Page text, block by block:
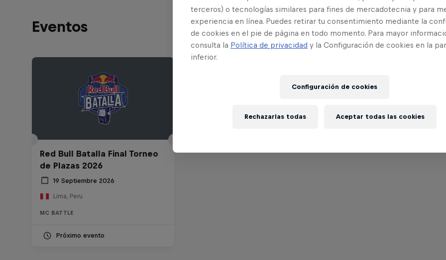
Eventos
Red Bull Batalla Final Torneo
de Plazas 2026
19 Septiembre 2026
Lima, Peru
MC BATTLE
Próximo evento
terceros) o tecnologías similares para fines de mercadotecnia y para
experiencia en línea. Puedes retirar tu consentimiento mediante la
de cookies en el pie de página en todo momento. Para mayor
consulta la Política de privacidad y la Configuración de cookies en la
inferior.
Configuración de cookies
Rechazarlas todas Aceptar todas las cookies